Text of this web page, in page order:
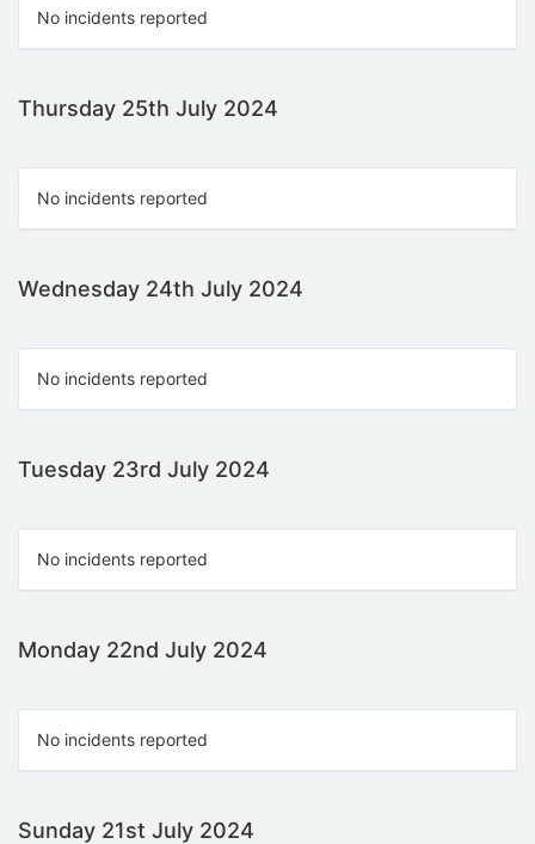
No incidents reported
Thursday 25th July 2024
No incidents reported
Wednesday 24th July 2024
No incidents reported
Tuesday 23rd July 2024
No incidents reported
Monday 22nd July 2024
No incidents reported
Sunday 21st July 2024